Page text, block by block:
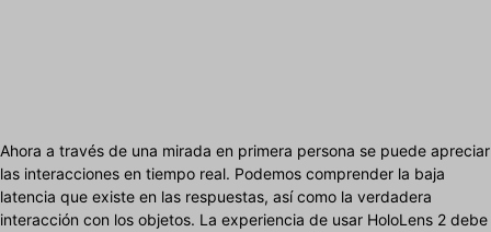
Ahora a través de una mirada en primera persona se puede apreciar
las interacciones en tiempo real. Podemos comprender la baja
latencia que existe en las respuestas, así como la verdadera
interacción con los objetos. La experiencia de usar HoloLens 2 debe